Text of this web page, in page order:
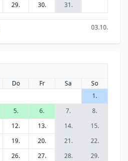
29. 30. 31.
03.10.
Do Fr Sa
So
1.
5. 6. 7.
8.
12. 13. 14.
15.
19. 20. 21.
22.
26. 27. 28.
29.